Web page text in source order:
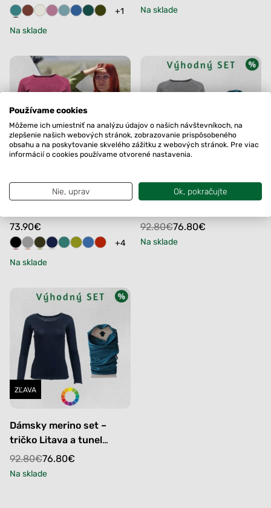
+1
Na sklade
price
price
Na sklade
Dámske merino tričko
73.90€
+4
Na sklade
ZĽAVA
Dámsky merino set –
Sitina
92.80€
Original
price
76.80€
Current
price
Na sklade
ZĽAVA
Dámsky merino set –
tričko Litava a tunel
Sitina
92.80€
Original
price
76.80€
Current
price
Na sklade
Používame cookies
Môžeme ich umiestniť na analýzu údajov o našich návštevníkoch, na
zlepšenie našich webových stránok, zobrazovanie prispôsobeného
obsahu a na poskytovanie skvelého zážitku z webových stránok. Pre viac
informácií o cookies používame otvorené nastavenia.
Nie, uprav Ok, pokračujte